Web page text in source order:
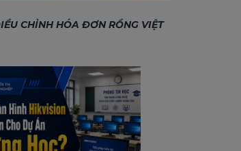
CHỈNH HÓA ĐƠN RỒNG VIỆT